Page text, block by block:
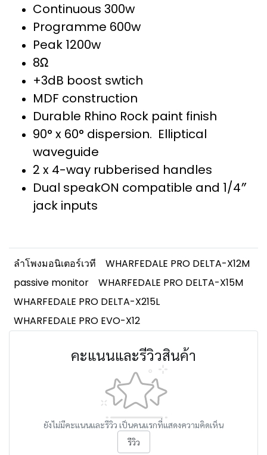
Continuous 300w
Programme 600w
Peak 1200w
8Ω
+3dB boost swtich
MDF construction
Durable Rhino Rock paint finish
90° x 60° dispersion. Elliptical
waveguide
2 x 4-way rubberised handles
Dual speakON compatible and 1/4″
jack inputs
ลำโพงมอนิเตอร์​เวที
WHARFEDALE PRO DELTA-X12M
passive monitor
WHARFEDALE PRO DELTA-X15M
WHARFEDALE PRO DELTA-X215L
WHARFEDALE PRO EVO-X12
คะแนนและรีวิวสินค้า
ยังไม่มีคะแนนและรีวิว เป็นคนแรกที่แสดงความคิดเห็น
รีวิว